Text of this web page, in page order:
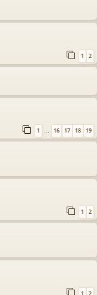
1 2
1 16 17 18 19
1 2
1 2